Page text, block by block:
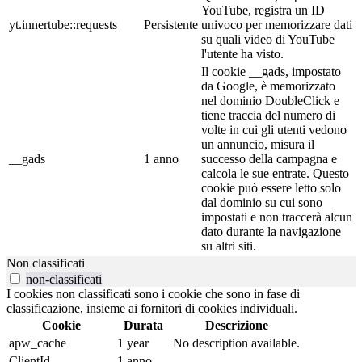
yt.innertube::requests Persistente
YouTube, registra un ID
univoco per memorizzare dati
su quali video di YouTube
l'utente ha visto.
__gads 1 anno
Il cookie __gads, impostato
da Google, è memorizzato
nel dominio DoubleClick e
tiene traccia del numero di
volte in cui gli utenti vedono
un annuncio, misura il
successo della campagna e
calcola le sue entrate. Questo
cookie può essere letto solo
dal dominio su cui sono
impostati e non traccerà alcun
dato durante la navigazione
su altri siti.
Non classificati
non-classificati
I cookies non classificati sono i cookie che sono in fase di
classificazione, insieme ai fornitori di cookies individuali.
Cookie
Durata
Descrizione
apw_cache
1 year
No description available.